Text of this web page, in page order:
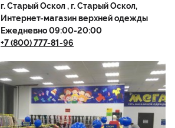
г.Старый Оскол, г. Старый Оскол,
Интернет-магазин верхней одежды
Ежедневно 09:00-20:00
+7 (800) 777-81-96